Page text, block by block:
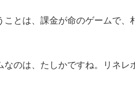
とは、課金が命のゲームで、
のは、たしかですね。リネレ